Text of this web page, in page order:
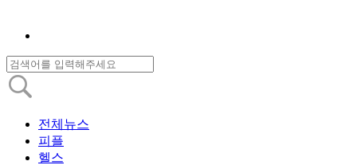
전체뉴스
피플
헬스